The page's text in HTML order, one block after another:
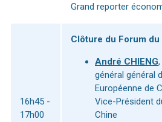
Grand reporter
16h45 -
17h00
Clôture du Forum
André CHIENG
général général
Européenne de
Vice-Président
Chine